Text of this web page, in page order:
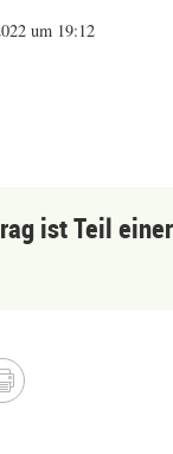
um 19:12
ist Teil